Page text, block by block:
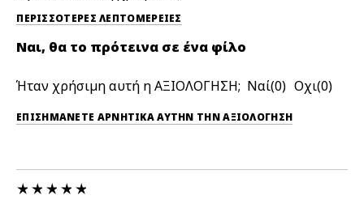
ΠΕΡΙΣΣΌΤΕΡΕΣ ΛΕΠΤΟΜΈΡΕΙΕΣ
Ναι, θα το πρότεινα σε ένα φίλο
Ήταν χρήσιμη αυτή η ΑΞΙΟΛΟΓΗΣΗ; 0 0
ΕΠΙΣΗΜΆΝΕΤΕ ΑΡΝΗΤΙΚΆ ΑΥΤΉΝ ΤΗΝ ΑΞΙΟΛΟΓΗΣΗ